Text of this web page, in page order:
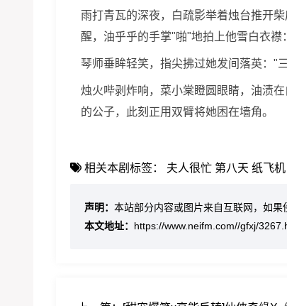
雨打青瓦的深夜，白疏影举着烛台推开
醒，油乎乎的手掌"啪"地拍上他雪白衣
琴师垂眸轻笑，指尖拂过她发间落英："
烛火哔剥炸响，菜小棠瞪圆眼睛，油渍
的公子，此刻正用双臂将她困在墙角。
相关本剧标签： 夫人很忙 第八天 纸飞机
声明： 本站部分内容或图片来自互联网，如果
本文地址： https://www.neifm.com//gfxj/